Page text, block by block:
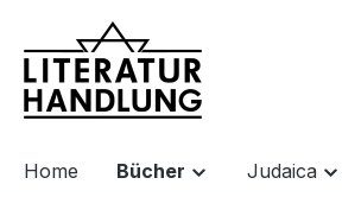
Zur Hauptnavigation springen
Home Bücher Judaica